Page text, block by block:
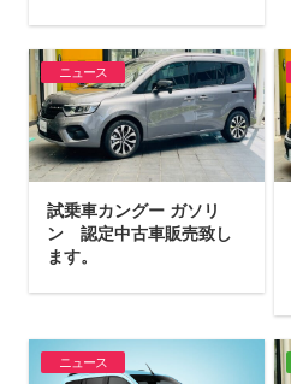
ニュース
試乗車カングー ガソリ
ン 認定中古車販売致し
ます。
ニュース